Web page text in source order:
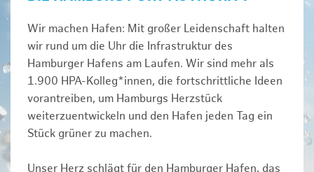
Wir machen Hafen: Mit großer Leidenschaft halten
wir rund um die Uhr die Infrastruktur des
Hamburger Hafens am Laufen. Wir sind mehr als
1.900 HPA-Kolleg*innen, die fortschrittliche Ideen
vorantreiben, um Hamburgs Herzstück
weiterzuentwickeln und den Hafen jeden Tag ein
Stück grüner zu machen.
Unser Herz schlägt für den Hamburger Hafen, das